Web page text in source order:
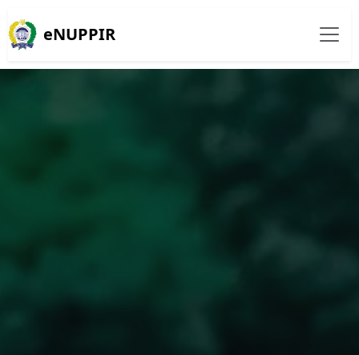
eNUPPIR